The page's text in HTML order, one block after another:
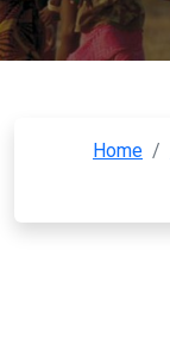
Home /